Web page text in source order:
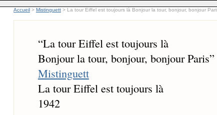
Accueil > Mistinguett > La tour Eiffel est toujours là Bonjour la tour, bonjour, bonjour
“La tour Eiffel est toujours là
Bonjour la tour, bonjour, bonjour Paris”
Mistinguett
La tour Eiffel est toujours là
1942